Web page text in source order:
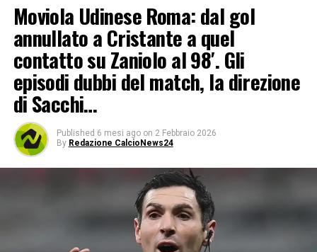
Moviola Udinese Roma: dal gol
annullato a Cristante a quel
contatto su Zaniolo al 98′. Gli
episodi dubbi del match, la direzione
di Sacchi…
Published 6 mesi ago on 2 Febbraio 2026
By Redazione CalcioNews24